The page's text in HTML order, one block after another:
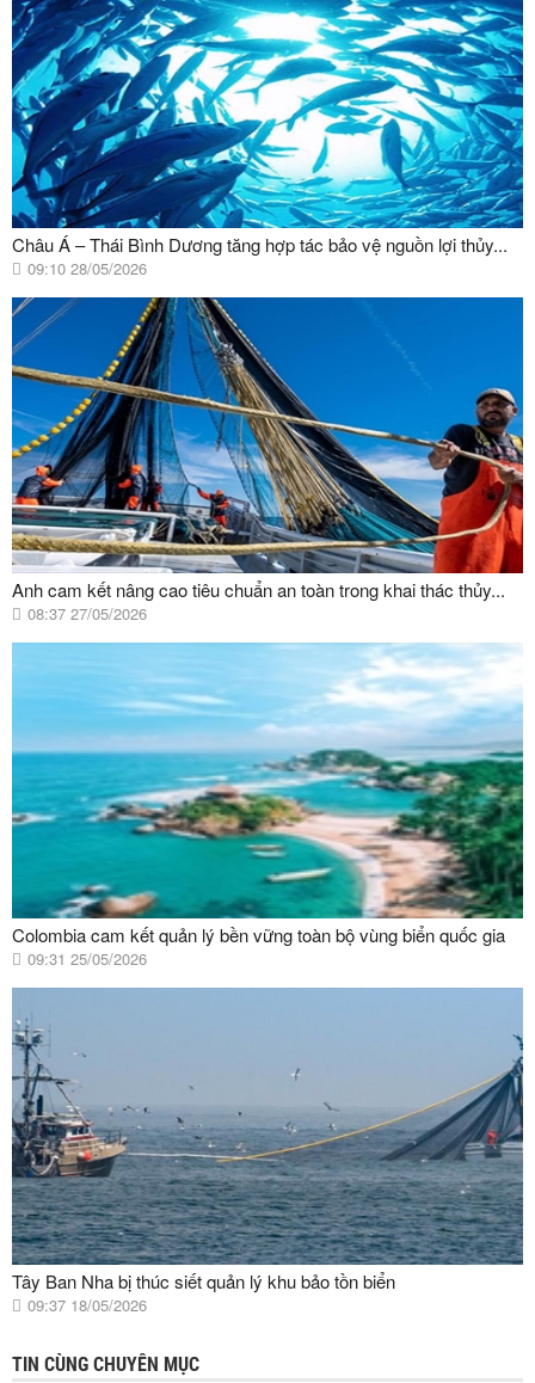
Châu Á – Thái Bình Dương tăng hợp tác bảo vệ nguồn lợi thủy...
09:10 28/05/2026
Anh cam kết nâng cao tiêu chuẩn an toàn trong khai thác thủy...
08:37 27/05/2026
Colombia cam kết quản lý bền vững toàn bộ vùng biển quốc gia
09:31 25/05/2026
Tây Ban Nha bị thúc siết quản lý khu bảo tồn biển
09:37 18/05/2026
TIN CÙNG CHUYÊN MỤC